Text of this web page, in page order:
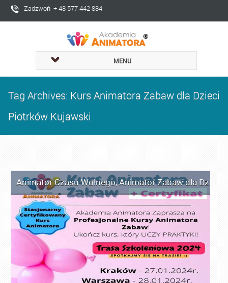
Zadzwoń + 48 577 442 884
MENU
Tag Archives: Kurs Animatora Zabaw dla Dzieci
Piotrków Kujawski
Animator Czasu Wolnego,Animator Zabaw dla Dzieci